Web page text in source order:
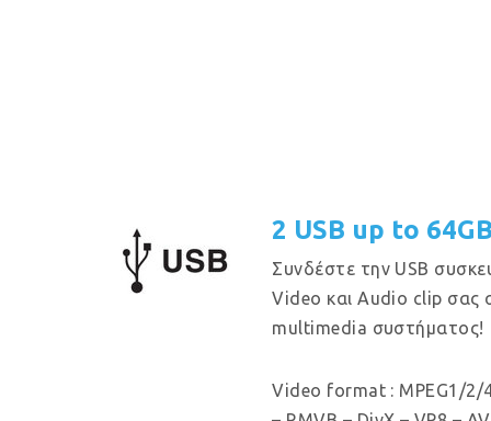
2 USB up to
Συνδέστε την USB
Video και Audio clip σας
multimedia συστήματος!
Video format : MPEG1/2/